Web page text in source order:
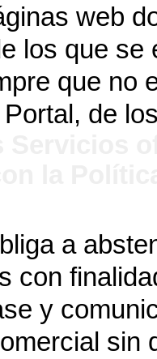
web
los que se
que no
de
a
con
y
sin